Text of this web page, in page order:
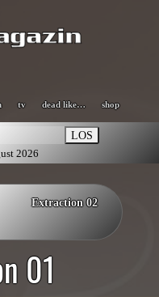
tv dead like… shop
LOS
2026
Extraction 02
01